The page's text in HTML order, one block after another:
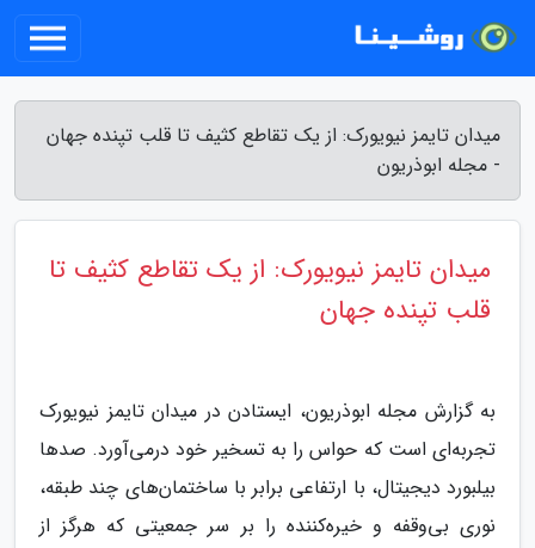
میدان تایمز نیویورک: از یک تقاطع کثیف تا قلب تپنده جهان
- مجله ابوذریون
میدان تایمز نیویورک: از یک تقاطع کثیف تا
قلب تپنده جهان
به گزارش مجله ابوذریون، ایستادن در میدان تایمز نیویورک
تجربه‌ای است که حواس را به تسخیر خود درمی‌آورد. صدها
بیلبورد دیجیتال، با ارتفاعی برابر با ساختمان‌های چند طبقه،
نوری بی‌وقفه و خیره‌کننده را بر سر جمعیتی که هرگز از